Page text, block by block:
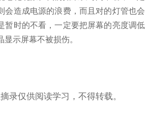
会造成电源的浪费， 而且对的灯管也会
暂时的不看，一定要把屏幕的亮度调低
显示屏幕不被损伤。
仅供阅读学习，不得转载。